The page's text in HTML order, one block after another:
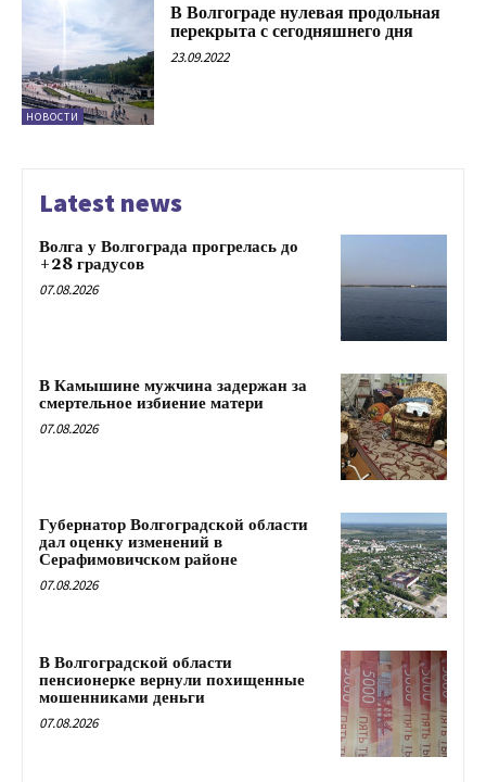
НОВОСТИ
В Волгограде нулевая продольная
перекрыта с сегодняшнего дня
23.09.2022
Latest news
Волга у Волгограда прогрелась до
+28 градусов
07.08.2026
В Камышине мужчина задержан за
смертельное избиение матери
07.08.2026
Губернатор Волгоградской области
дал оценку изменений в
Серафимовичском районе
07.08.2026
В Волгоградской области
пенсионерке вернули похищенные
мошенниками деньги
07.08.2026